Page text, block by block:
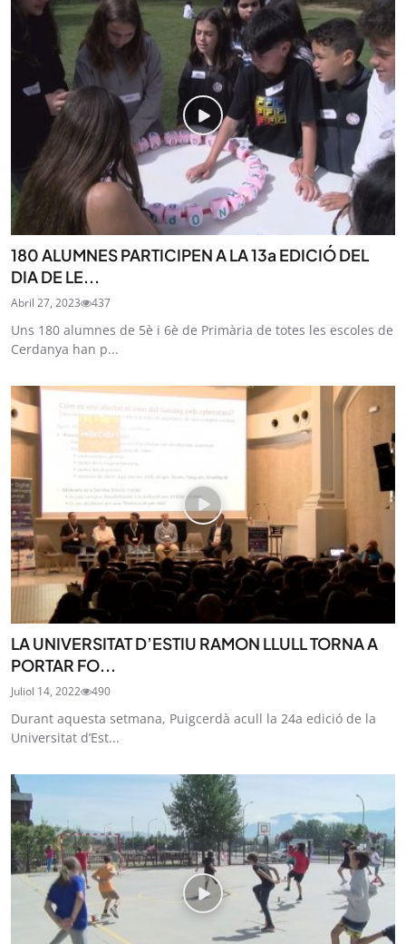
180 ALUMNES PARTICIPEN A LA 13a EDICIÓ DEL
DIA DE LE...
Abril 27, 2023 437
Uns 180 alumnes de 5è i 6è de Primària de totes les escoles de
Cerdanya han p...
LA UNIVERSITAT D’ESTIU RAMON LLULL TORNA A
PORTAR FO...
Juliol 14, 2022 490
Durant aquesta setmana, Puigcerdà acull la 24a edició de la
Universitat d’Est...